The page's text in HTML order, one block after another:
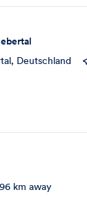
Deutschland
km away